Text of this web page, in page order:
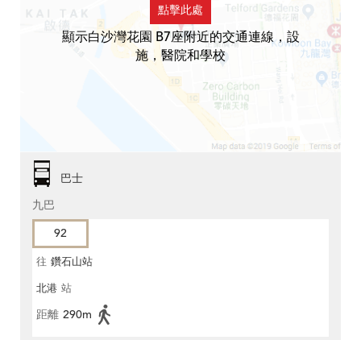
點擊此處
顯示白沙灣花園 B7座附近的交通連線，設
施，醫院和學校
巴士
九巴
92
往 鑽石山站
北港 站
距離 290m